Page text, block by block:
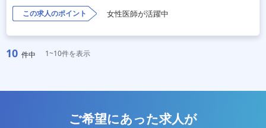
この求人のポイント 女性医師が活躍中
10 件中 1~10件を表示
ご希望にあった求人が